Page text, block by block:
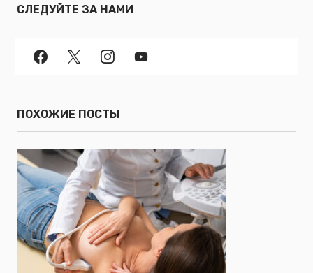
СЛЕДУЙТЕ ЗА НАМИ
ПОХОЖИЕ ПОСТЫ